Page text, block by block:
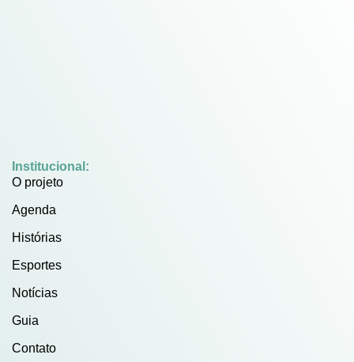
Institucional:
O projeto
Agenda
Histórias
Esportes
Notícias
Guia
Contato